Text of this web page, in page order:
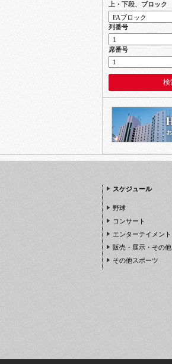
上・下段、ブロック
列番号
席番号
スケジュール
野球
コンサート
エンターテイメント
販売・展示・その他
その他スポーツ